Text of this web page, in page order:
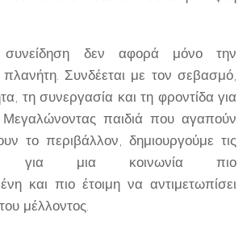
συνείδηση δεν αφορά μόνο την
Συνδέεται με τον σεβασμό,
τη συνεργασία και τη φροντίδα για
Μεγαλώνοντας παιδιά που αγαπούν
το περιβάλλον, δημιουργούμε τις
για μια κοινωνία πιο
και πιο έτοιμη να αντιμετωπίσει
μέλλοντος.